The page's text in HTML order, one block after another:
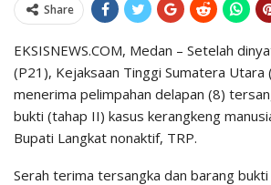
Share
EKSISNEWS.COM, Medan – Setelah
(P21), Kejaksaan Tinggi Sumatera Utara
menerima pelimpahan delapan (8)
bukti (tahap II) kasus kerangkeng
Bupati Langkat nonaktif, TRP.
Serah terima tersangka dan barang